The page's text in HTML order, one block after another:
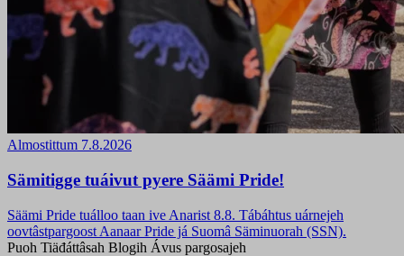
Almostittum 7.8.2026
Sämitigge tuáivut pyere Säämi Pride!
Säämi Pride tuálloo taan ive Anarist 8.8. Tábáhtus uárnejeh
oovtâstpargoost Aanaar Pride já Suomâ Säminuorah (SSN).
Puoh Tiäđáttâsah Blogih Ávus pargosajeh